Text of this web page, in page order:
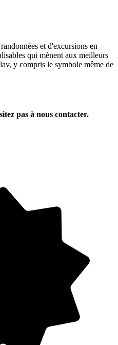
et d'excursions en
qui mènent aux meilleurs
y compris le symbole même de
pas à nous contacter.